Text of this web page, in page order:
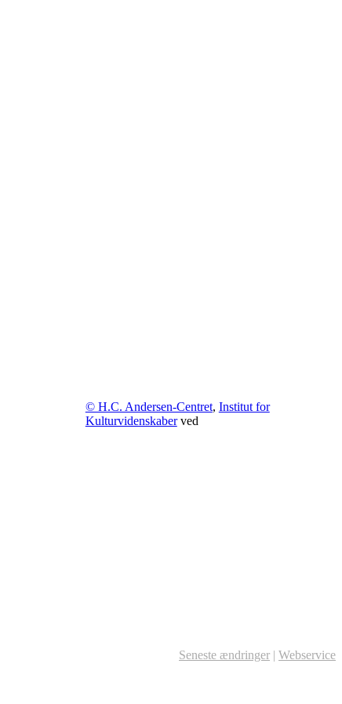
© H.C. Andersen-Centret, Institut for
Kulturvidenskaberved
Seneste ændringer | Webservice